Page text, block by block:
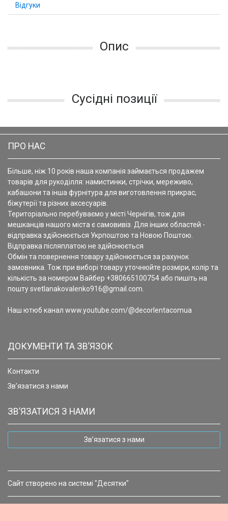
Відгуки
Опис
Сусідні позиції
ПРО НАС
Більше, ніж 10 років наша компанія займається продажем
товарів для рукоділля: намистинки, стрічки, мереживо,
кабашони та інша фурнітура для виготовлення прикрас,
біжутерії та різних аксесуарів.
Територіально перебуваємо у місті Чернігів, тож для
мешканців нашого міста є самовивіз. Для інших областей -
відправка здійснюється Укрпоштою та Новою Поштою.
Відправка післяплатою не здійснюється
Обмін та повернення товару здійснюється за рахунок
замовника. Тож при виборі товару уточнюйте розміри, колір та
кількість за номером Вайбер +380665100754 або пишіть на
пошту svetlanakovalenko916@gmail.com.
Наш ютюб канал www.youtube.com/@decorlentacomua
ДОКУМЕНТИ ТА ЗВ’ЯЗОК
Контакти
Зв’язатися з нами
ЗВ’ЯЗАТИСЯ З НАМИ
Зв’язатися з нами
Сайт створено на системі "Десятки"